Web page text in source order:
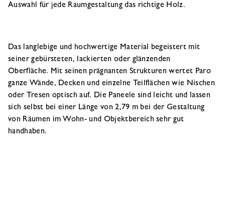
Auswahl für jede Raumgestaltung das richtige Holz.
Das langlebige und hochwertige Material begeistert mit
seiner gebürsteten, lackierten oder glänzenden
Oberfläche. Mit seinen prägnanten Strukturen wertet Paro
ganze Wände, Decken und einzelne Teilflächen wie Nischen
oder Tresen optisch auf. Die Paneele sind leicht und lassen
sich selbst bei einer Länge von 2,79 m bei der Gestaltung
von Räumen im Wohn- und Objektbereich sehr gut
handhaben.